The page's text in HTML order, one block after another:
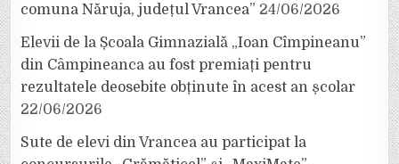
comuna Năruja, județul Vrancea” 24/06/2026
Elevii de la Școala Gimnazială „Ioan Cîmpineanu”
din Câmpineanca au fost premiați pentru
rezultatele deosebite obținute în acest an școlar
22/06/2026
Sute de elevi din Vrancea au participat la